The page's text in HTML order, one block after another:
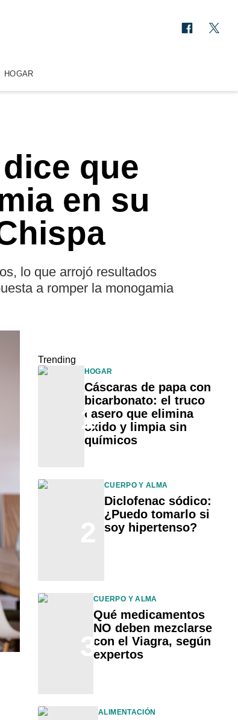
HOGAR
que
en su
lo que arrojó resultados
a romper la monogamia
Trending
1
HOGAR
Cáscaras de papa con
bicarbonato: el truco
casero que elimina
óxido y limpia sin
químicos
CUERPO Y ALMA
Diclofenac sódico:
¿Puedo tomarlo si
soy hipertenso?
3
CUERPO Y ALMA
Qué medicamentos
NO deben mezclarse
con el Viagra, según
expertos
ALIMENTACIÓN